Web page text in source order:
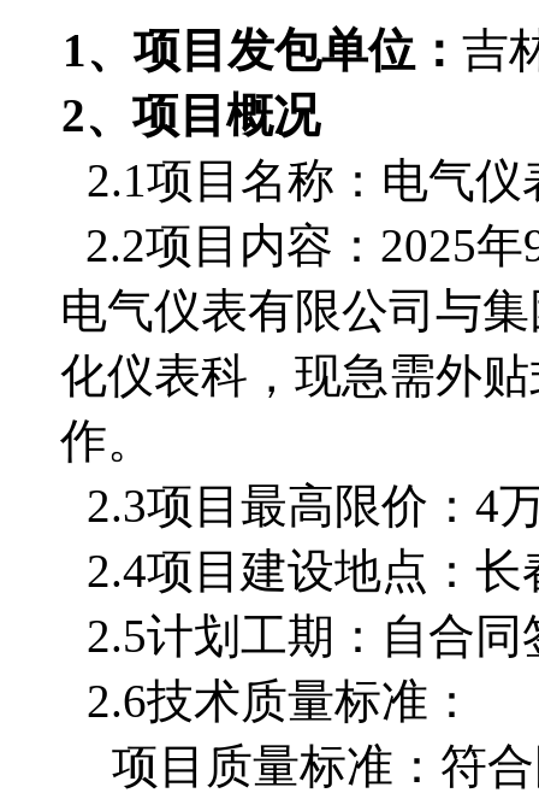
1、项目发包单位： 吉
2、项目概况
2.1项目名称：电气
2.2项目内容：2025
电气仪表有限公司与
化仪表科，现急需外
作。
2.3项目最高限价：4
2.4项目建设地点：长
2.5计划工期：自合
2.6技术质量标准：
项目质量标准：符